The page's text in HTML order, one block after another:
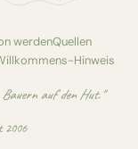
werdenQuellen
Hinweis
auf den Hut."
2006